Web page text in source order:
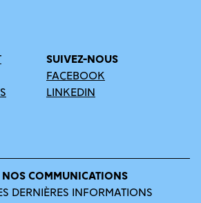
SUIVEZ-NOUS
FACEBOOK
LINKEDIN
COMMUNICATIONS
DERNIÈRES INFORMATIONS